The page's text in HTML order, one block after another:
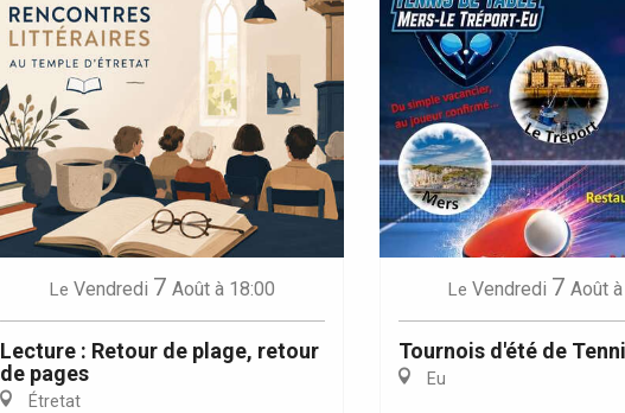
Le Vendredi 7 Août à 18:00
Lecture : Retour de plage, retour
de pages
Étretat
Le Vendredi 7 Août
Tournois d'été de
Eu